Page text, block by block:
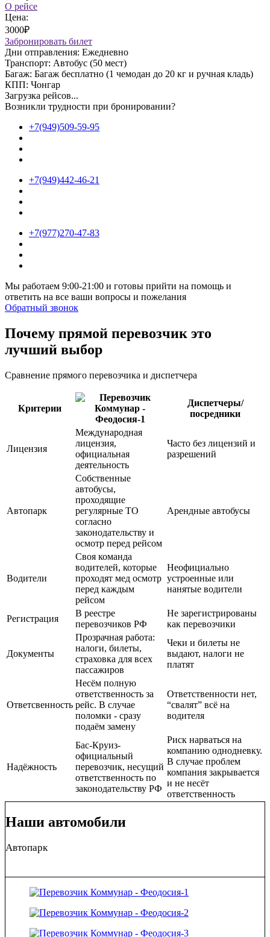
О рейсе
Цена:
3000₽
Забронировать билет
Дни отправления: Ежедневно
Транспорт: Автобус (50 мест)
Багаж: Багаж бесплатно (1 чемодан до 20 кг и ручная кладь)
КПП: Чонгар
Загрузка рейсов...
Возникли трудности при бронировании?
+7(949)509-59-95
+7(949)442-46-21
+7(977)270-47-83
Мы работаем 9:00-21:00 и готовы прийти на помощь и
ответить на все ваши вопросы и пожелания
Обратный звонок
Почему прямой перевозчик это
лучший выбор
Сравнение прямого перевозчика и диспетчера
Критерии
Диспетчеры/
посредники
Лицензия
Международная
лицензия,
официальная
деятельность
Часто без лицензий и
разрешений
Автопарк
Собственные
автобусы,
проходящие
регулярные ТО
согласно
законодательству и
осмотр перед рейсом
Арендные автобусы
Водители
Своя команда
водителей, которые
проходят мед осмотр
перед каждым
рейсом
Неофициально
устроенные или
нанятые водители
Регистрация
В реестре
перевозчиков РФ
Не зарегистрированы
как перевозчики
Документы
Прозрачная работа:
налоги, билеты,
страховка для всех
пассажиров
Чеки и билеты не
выдают, налоги не
платят
Ответсвенность
Несём полную
ответственность за
рейс. В случае
поломки - сразу
подаём замену
Ответственности нет,
“свалят” всё на
водителя
Надёжность
Бас-Круиз-
официальный
перевозчик, несущий
ответственность по
законодательству РФ
Риск нарваться на
компанию однодневку.
В случае проблем
компания закрывается
и не несёт
ответственность
Наши автомобили
Автопарк